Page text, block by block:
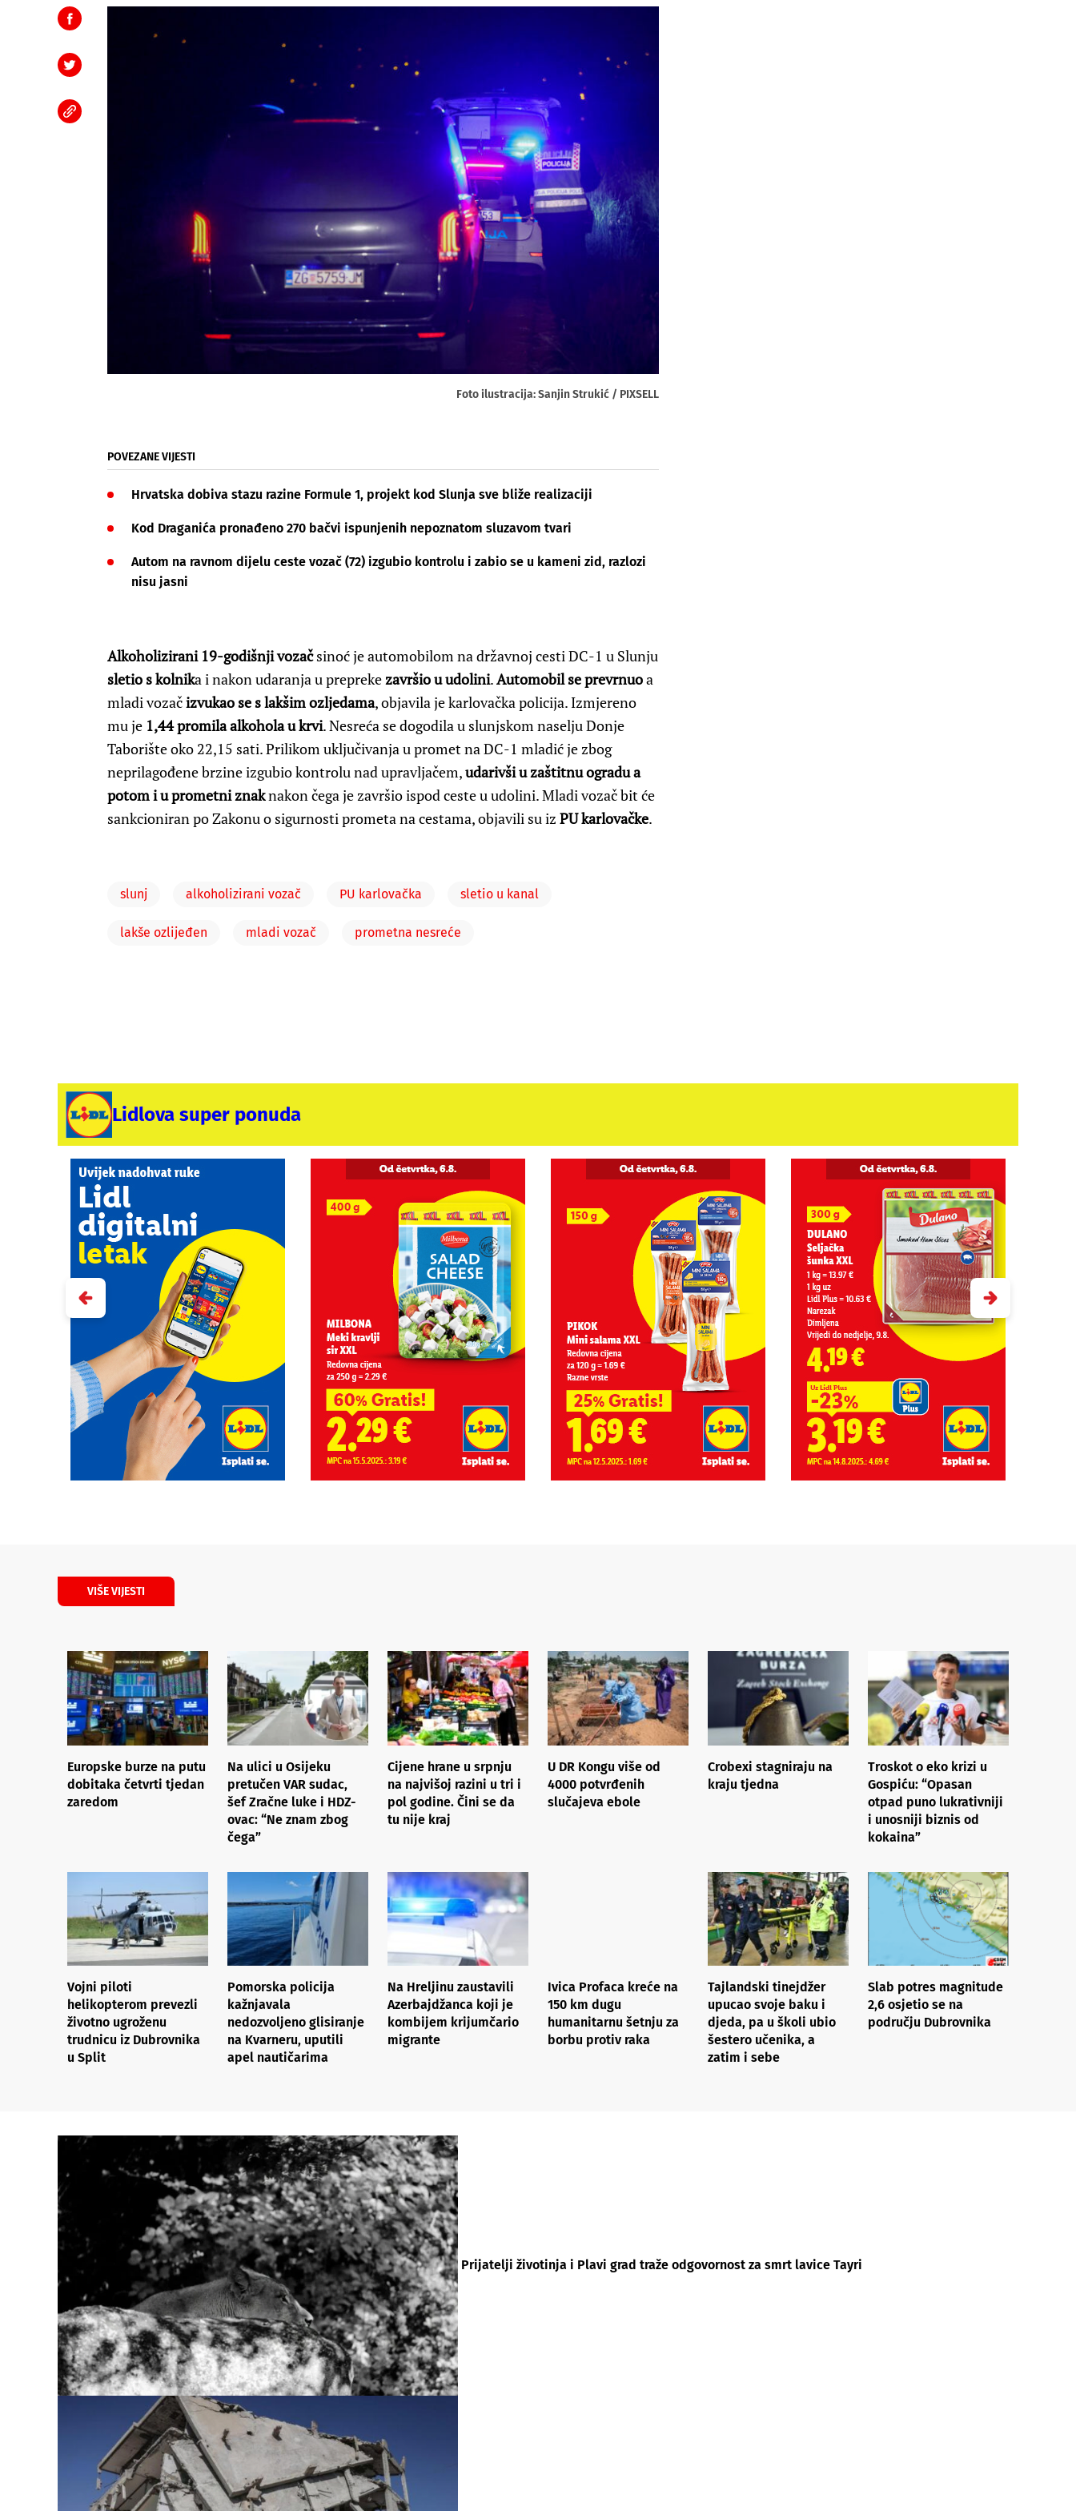
Foto ilustracija: Sanjin Strukić / PIXSELL
POVEZANE VIJESTI
Hrvatska dobiva stazu razine Formule 1, projekt kod Slunja sve bliže realizaciji
Kod Draganića pronađeno 270 bačvi ispunjenih nepoznatom sluzavom tvari
Autom na ravnom dijelu ceste vozač (72) izgubio kontrolu i zabio se u kameni zid, razlozi
nisu jasni
Alkoholizirani 19-godišnji vozačsinoć je automobilom na državnoj cesti DC-1 u Slunju
sletio s kolnika i nakon udaranja u preprekezavršio u udolini.Automobil se prevrnuoa
mladi vozačizvukao se s lakšim ozljedama, objavila je karlovačka policija. Izmjereno
mu je 1,44 promila alkohola u krvi. Nesreća se dogodila u slunjskom naselju Donje
Taborište oko 22,15 sati. Prilikom uključivanja u promet na DC-1 mladić je zbog
neprilagođene brzine izgubio kontrolu nad upravljačem,udarivši u zaštitnu ogradu a
potom i u prometni znaknakon čega je završio ispod ceste u udolini. Mladi vozač bit će
sankcioniran po Zakonu o sigurnosti prometa na cestama, objavili su iz PU karlovačke.
slunj alkoholizirani vozač PU karlovačka sletio u kanal
lakše ozlijeđen mladi vozač prometna nesreće
Lidlova super ponuda
VIŠE VIJESTI
Europske burze na putu
dobitaka četvrti tjedan
zaredom
Na ulici u Osijeku
pretučen VAR sudac,
šef Zračne luke i HDZ-
ovac: “Ne znam zbog
čega”
Cijene hrane u srpnju
na najvišoj razini u tri i
pol godine. Čini se da
tu nije kraj
U DR Kongu više od
4000 potvrđenih
slučajeva ebole
Crobexi stagniraju na
kraju tjedna
Troskot o eko krizi u
Gospiću: “Opasan
otpad puno lukrativniji
i unosniji biznis od
kokaina”
Vojni piloti
helikopterom prevezli
životno ugroženu
trudnicu iz Dubrovnika
u Split
Pomorska policija
kažnjavala
nedozvoljeno glisiranje
na Kvarneru, uputili
apel nautičarima
Na Hreljinu zaustavili
Azerbajdžanca koji je
kombijem krijumčario
migrante
Ivica Profaca kreće na
150 km dugu
humanitarnu šetnju za
borbu protiv raka
Tajlandski tinejdžer
upucao svoje baku i
djeda, pa u školi ubio
šestero učenika, a
zatim i sebe
Slab potres magnitude
2,6 osjetio se na
području Dubrovnika
Prijatelji životinja i Plavi grad traže odgovornost za smrt lavice Tayri